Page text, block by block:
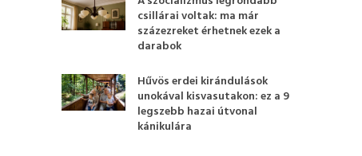
csillárai voltak: ma már
százezreket érhetnek ezek a
darabok
Hűvös erdei kirándulások
unokával kisvasutakon: ez a 9
legszebb hazai útvonal
kánikulára